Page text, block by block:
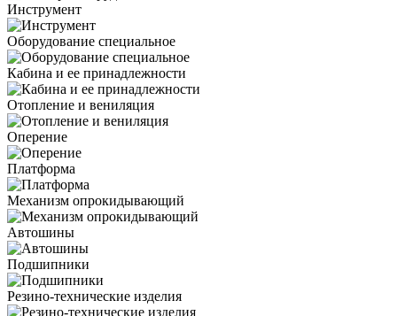
Инструмент
Оборудование специальное
Кабина и ее принадлежности
Отопление и вениляция
Оперение
Платформа
Механизм опрокидывающий
Автошины
Подшипники
Резино-технические изделия